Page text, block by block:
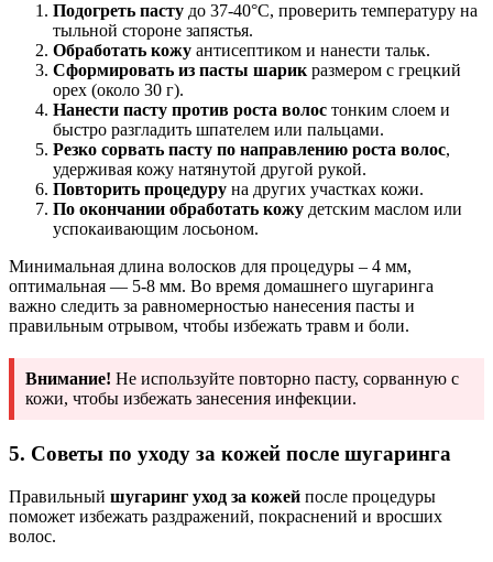
Подогреть пасту до 37-40°С, проверить температуру на
тыльной стороне запястья.
Обработать кожу антисептиком и нанести тальк.
Сформировать из пасты шарик размером с грецкий
орех (около 30 г).
Нанести пасту против роста волос тонким слоем и
быстро разгладить шпателем или пальцами.
Резко сорвать пасту по направлению роста волос,
удерживая кожу натянутой другой рукой.
Повторить процедуру на других участках кожи.
По окончании обработать кожу детским маслом или
успокаивающим лосьоном.
Минимальная длина волосков для процедуры – 4 мм,
оптимальная — 5-8 мм. Во время домашнего шугаринга
важно следить за равномерностью нанесения пасты и
правильным отрывом, чтобы избежать травм и боли.
Внимание! Не используйте повторно пасту, сорванную с
кожи, чтобы избежать занесения инфекции.
5. Советы по уходу за кожей после шугаринга
Правильный шугаринг уход за кожей после процедуры
поможет избежать раздражений, покраснений и вросших
волос.